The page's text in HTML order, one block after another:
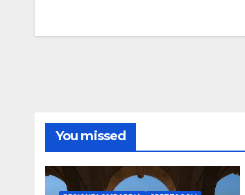
You missed